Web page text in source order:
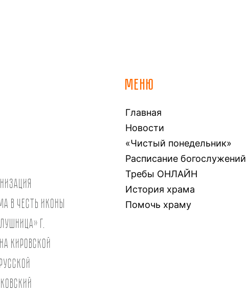
в честь иконы
г.
Кировской
МЕНЮ
Главная
Новости
«Чистый понедельник»
Расписание богослужений
Требы ОНЛАЙН
История храма
Помочь храму